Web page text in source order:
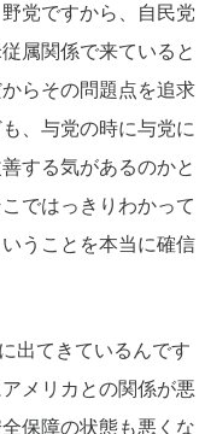
党ですから、自民党
属関係で来ていると
らその問題点を追求
、与党の時に与党に
する気があるのかと
ではっきりわかって
うことを本当に確信
出てきているんです
メリカとの関係が悪
保障の状態も悪くな